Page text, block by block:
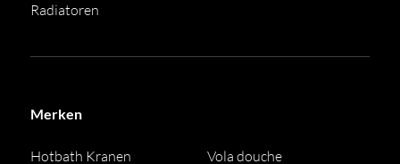
Radiatoren
Merken
Hotbath Kranen
Vola douche